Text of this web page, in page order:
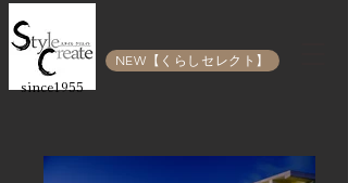
NEW【くらしセレクト】
since1955